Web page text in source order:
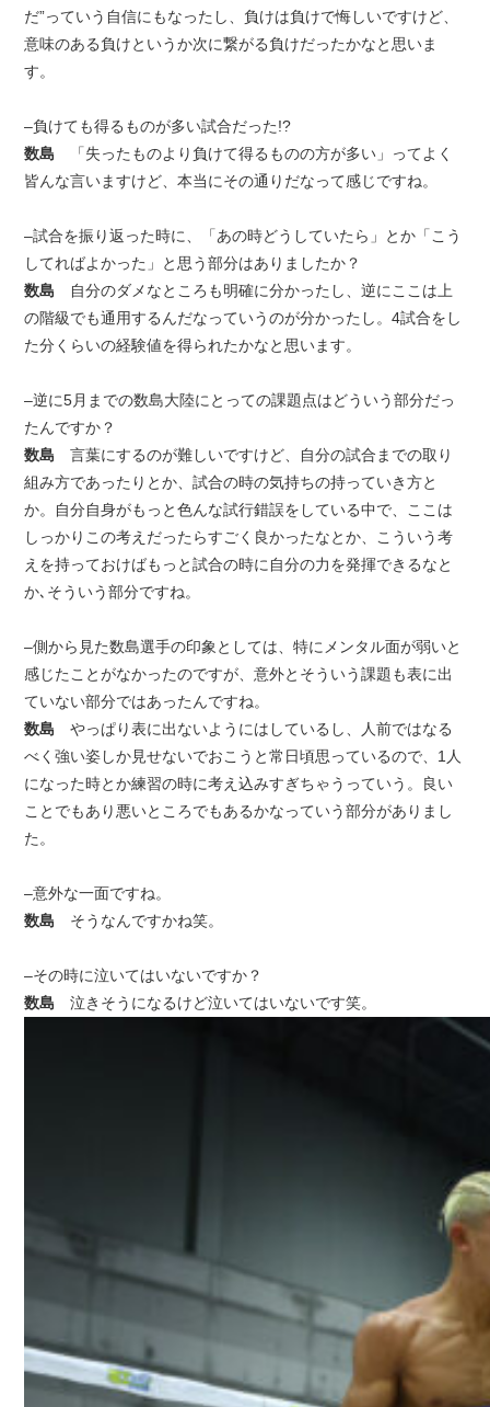
だ”っていう自信にもなったし、負けは負けで悔しいですけど、
意味のある負けというか次に繋がる負けだったかなと思いま
す。
–負けても得るものが多い試合だった!?
数島 「失ったものより負けて得るものの方が多い」ってよく
皆んな言いますけど、本当にその通りだなって感じですね。
–試合を振り返った時に、「あの時どうしていたら」とか「こう
してればよかった」と思う部分はありましたか？
数島 自分のダメなところも明確に分かったし、逆にここは上
の階級でも通用するんだなっていうのが分かったし。4試合をし
た分くらいの経験値を得られたかなと思います。
–逆に5月までの数島大陸にとっての課題点はどういう部分だっ
たんですか？
数島 言葉にするのが難しいですけど、自分の試合までの取り
組み方であったりとか、試合の時の気持ちの持っていき方と
か。自分自身がもっと色んな試行錯誤をしている中で、ここは
しっかりこの考えだったらすごく良かったなとか、こういう考
えを持っておけばもっと試合の時に自分の力を発揮できるなと
か､そういう部分ですね。
–側から見た数島選手の印象としては、特にメンタル面が弱いと
感じたことがなかったのですが、意外とそういう課題も表に出
ていない部分ではあったんですね。
数島 やっぱり表に出ないようにはしているし、人前ではなる
べく強い姿しか見せないでおこうと常日頃思っているので、1人
になった時とか練習の時に考え込みすぎちゃうっていう。良い
ことでもあり悪いところでもあるかなっていう部分がありまし
た。
–意外な一面ですね。
数島 そうなんですかね笑。
–その時に泣いてはいないですか？
数島 泣きそうになるけど泣いてはいないです笑。